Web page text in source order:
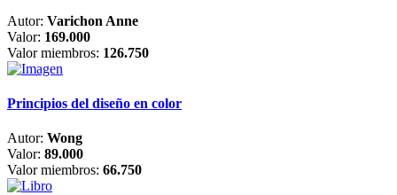
Autor: Varichon Anne
Valor: 169.000
Valor miembros: 126.750
Principios del diseño en color
Autor: Wong
Valor: 89.000
Valor miembros: 66.750